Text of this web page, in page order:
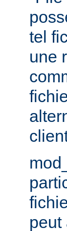
tel
une
peut